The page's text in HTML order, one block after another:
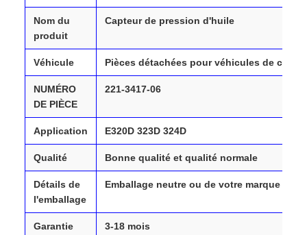
Nom du
produit
Capteur de pression d'huile
Véhicule Pièces détachées pour véhicules de
NUMÉRO
DE PIÈCE
221-3417-06
Application E320D 323D 324D
Qualité Bonne qualité et qualité normale
Détails de
l'emballage
Emballage neutre ou de votre marque
Garantie 3-18 mois